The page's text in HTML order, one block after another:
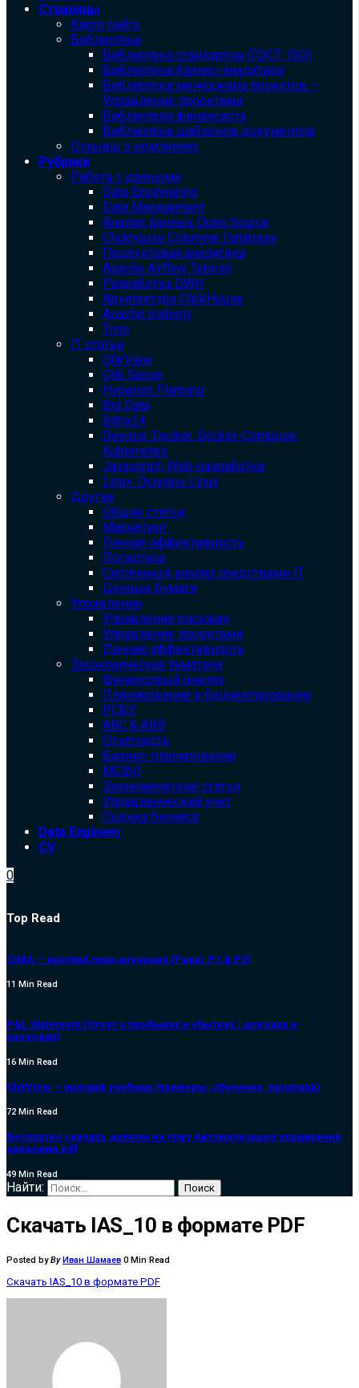
Страницы
Карта сайта
Библиотека
Библиотека cтандартов (ГОСТ, ISO)
Библиотека бизнес-аналитика
Библиотека менеджера проектов —
Управление проектами
Библиотека финансиста
Библиотека шаблонов документов
Отзывы о компаниях
Рубрики
Работа с данными
Data Engineering
Data Management
Анализ данных Open Source
Clickhouse Columnar Database
Продуктовая аналитика
Apache Airflow Tutorial
Разработка DWH
Архитектура ClickHouse
Apache Iceberg
Trino
IT статьи
QlikView
Qlik Sense
Hyperion Planning
Big Data
Bitrix24
Devops. Docker. Docker-Compose.
Kubernetes
Javascript. Web-разработка
Linux. Основы Linux
Другие
Общие статьи
Маркетинг
Личная эффективность
Логистика
Системный анализ средствами IT
Ценные бумаги
Управление
Управление рисками
Управление проектами
Личная эффективность
Экономическая тематика
Финансовый анализ
Планирование и бюджетирование
РСБУ
ABC & ABB
Отчетность
Бизнес-планирование
МСФО
Экономические статьи
Управленческий учет
Оценка бизнеса
Data Engineer
CV
0
Top Read
CIMA — краткий план изучения (Paper P1 & P2)
11 Min Read
P&L Statement (Отчет о прибылях и убытках / доходах и
расходах)
16 Min Read
QlikView — краткий учебник (примеры, обучение, практика)
72 Min Read
Бесплатно скачать диплом на тему Автоматизация управления
запасами pdf
49 Min Read
Найти:
Скачать IAS_10 в формате PDF
Posted by ByИван Шамаев 0 Min Read
Скачать IAS_10 в формате PDF